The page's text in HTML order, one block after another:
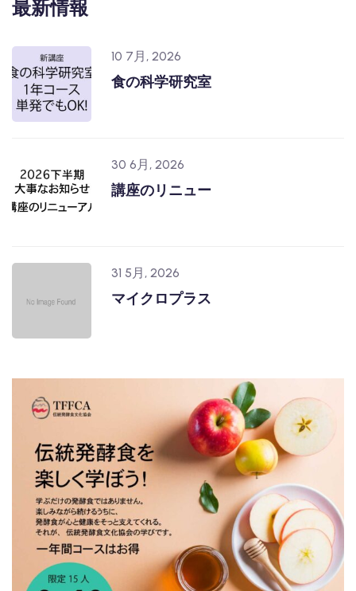
最新情報
10 7月, 2026
食の科学研究室
30 6月, 2026
講座のリニュー
31 5月, 2026
マイクロプラス